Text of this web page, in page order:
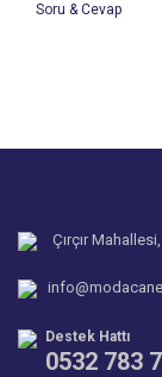
Bu ürüne
Soru & Cevap
Çırçır
Destek Hattı
0532 783